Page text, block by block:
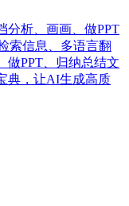
分析、画画、做PPT
索信息、多语言翻
做PPT、归纳总结文
典，让AI生成高质